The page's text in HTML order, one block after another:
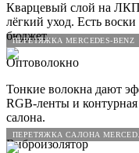
ПЕРЕТЯЖКА MERCEDES-BENZ
Кварцевый слой на
лёгкий уход. Есть
бюджет.
Оптоволокно
Тонкие волокна дают
RGB-ленты и
салона.
Виброизолятор